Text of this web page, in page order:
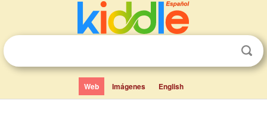
Web Imágenes English